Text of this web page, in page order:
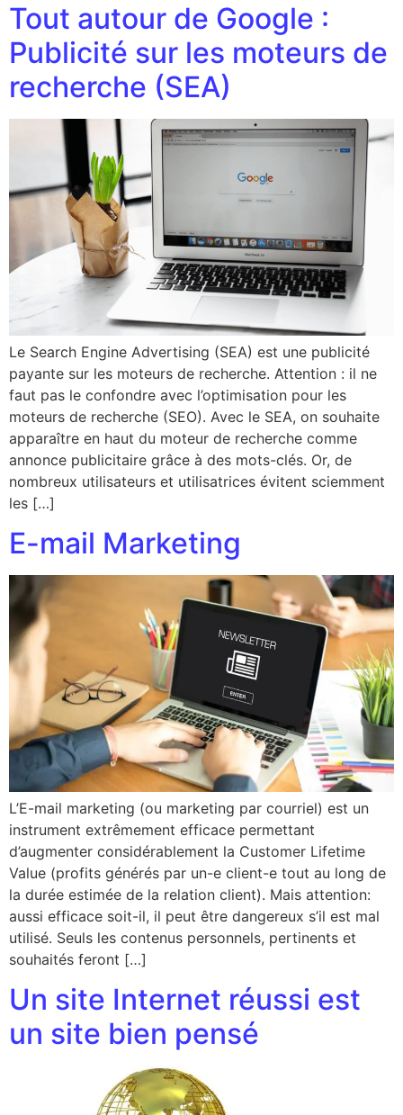
Tout autour de Google :
Publicité sur les moteurs de
recherche (SEA)
Le Search Engine Advertising (SEA) est une publicité
payante sur les moteurs de recherche. Attention : il ne
faut pas le confondre avec l’optimisation pour les
moteurs de recherche (SEO). Avec le SEA, on souhaite
apparaître en haut du moteur de recherche comme
annonce publicitaire grâce à des mots-clés. Or, de
nombreux utilisateurs et utilisatrices évitent sciemment
les […]
E-mail Marketing
L’E-mail marketing (ou marketing par courriel) est un
instrument extrêmement efficace permettant
d’augmenter considérablement la Customer Lifetime
Value (profits générés par un-e client-e tout au long de
la durée estimée de la relation client). Mais attention:
aussi efficace soit-il, il peut être dangereux s’il est mal
utilisé. Seuls les contenus personnels, pertinents et
souhaités feront […]
Un site Internet réussi est
un site bien pensé